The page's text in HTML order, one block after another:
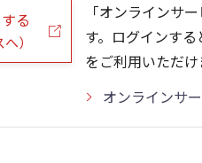
る
）
「オンラインサ
す。ログインす
をご利用いただけ
オンラインサ